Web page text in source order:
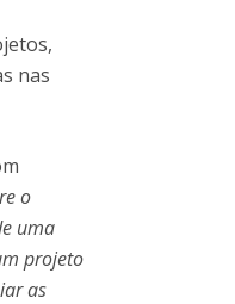
nas
o
uma
projeto
as